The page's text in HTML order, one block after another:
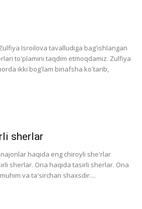
Isroilova tavalludiga bag'ishlangan
to'plamini taqdim etmoqdamiz. Zulfiya
ikki bogʻlam binafsha koʻtarib,
sherlar
haqida eng chiroyli she'rlar
sherlar. Ona haqida tasirli sherlar. Ona
va ta'sirchan shaxsdir....